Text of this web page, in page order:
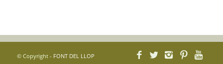
© Copyright - FONT DEL LLOP